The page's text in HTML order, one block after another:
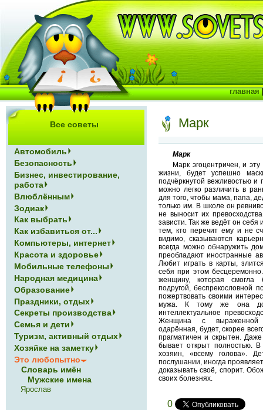
Марк
Марк
Марк эгоцентричен, и
жизни, будет успешно
подчёркнутой вежливостью и
можно легко различить в
для того, чтобы мама, папа,
только им. В школе он
не выносит их
зависти. Так же ведёт он себя
тем, кто перечит ему и не
видимо, сказываются
всегда можно обнаружить
преобладают иностранные
Любит играть в карты,
себя при этом
женщину, которая смогла
подругой, беспрекословной
пожертвовать своими
мужа. К тому же она
интеллектуальное
Женщина с выраженной
одарённая, будет, скорее
прагматичен и скрытен.
бывает открыт полностью.
хозяин, «всему голова».
послушании, иногда
доказывать своё, спорит.
своих болезнях.
0
Все советы
Автомобиль
Безопасность
Бизнес, инвестирование,
работа
Влюблённым
Зодиак
Как выбрать
Как избавиться от...
Компьютеры, интернет
Красота и здоровье
Мобильные телефоны
Народная медицина
Образование
Праздники, отдых
Секреты производства
Семья и дети
Туризм, активный отдых
Хозяйке на заметку
Это любопытно
Словарь имён
Мужские имена
Ярослав
главная